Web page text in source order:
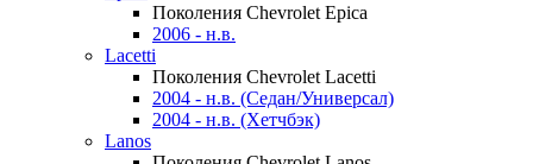
Поколения Chevrolet Epica
2006 - н.в.
Lacetti
Поколения Chevrolet Lacetti
2004 - н.в. (Седан/Универсал)
2004 - н.в. (Хетчбэк)
Lanos